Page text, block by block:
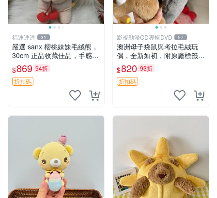
福運連連 31
嚴選 sanx 櫻桃妹妹毛絨熊，
30cm 正品收藏佳品，手感極
軟，適合贈送與收藏 櫻桃妹
妹、sanx、毛絨熊
$869 94折
折扣碼
影視動漫CD專輯DVD 57
澳洲母子袋鼠與考拉毛絨玩
偶，全新如初，附原廠標籤，
手感極軟，適合贈送親朋好
友。袋鼠與考拉正版，精緻尺
寸，適合作為收藏或家飾擺
設，增添暖意。 母子、袋
$820 93折
折扣碼